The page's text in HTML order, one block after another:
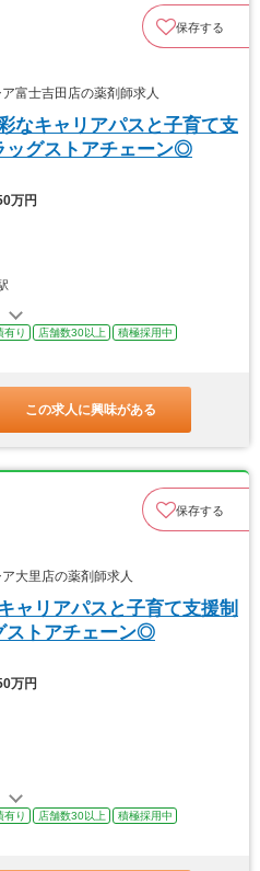
保存する
富士吉田店の薬剤師求人
なキャリアパスと子育て支
ッグストアチェーン◎
万円
有り 店舗数30以上
積極採用中
この求人に興味がある
保存する
大里店の薬剤師求人
ャリアパスと子育て支援制
ストアチェーン◎
万円
有り 店舗数30以上
積極採用中